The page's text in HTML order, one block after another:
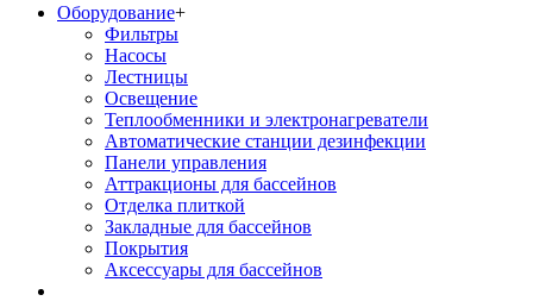
Оборудование+
Фильтры
Насосы
Лестницы
Освещение
Теплообменники и электронагреватели
Автоматические станции дезинфекции
Панели управления
Аттракционы для бассейнов
Отделка плиткой
Закладные для бассейнов
Покрытия
Аксессуары для бассейнов